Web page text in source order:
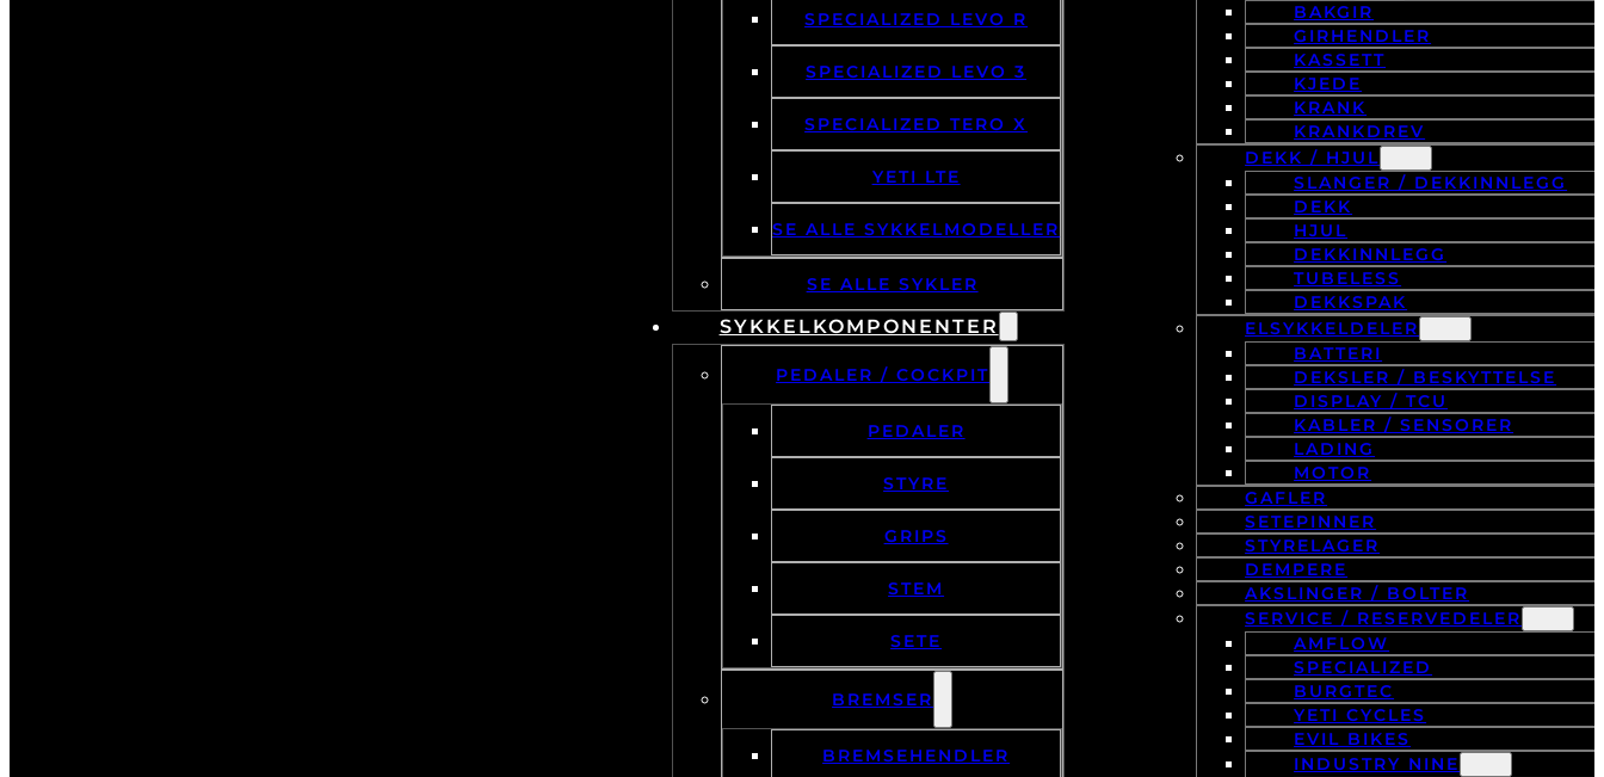
SPECIALIZED LEVO R
SPECIALIZED LEVO 3
SPECIALIZED TERO X
YETI LTE
SE ALLE SYKKELMODELLER
SE ALLE SYKLER
SYKKELKOMPONENTER
PEDALER / COCKPIT
PEDALER
STYRE
GRIPS
STEM
SETE
BREMSER
BREMSEHENDLER
BAKGIR
GIRHENDLER
KASSETT
KJEDE
KRANK
KRANKDREV
DEKK / HJUL
SLANGER / DEKKINNLEGG
DEKK
HJUL
DEKKINNLEGG
TUBELESS
DEKKSPAK
ELSYKKELDELER
BATTERI
DEKSLER / BESKYTTELSE
DISPLAY / TCU
KABLER / SENSORER
LADING
MOTOR
GAFLER
SETEPINNER
STYRELAGER
DEMPERE
AKSLINGER / BOLTER
SERVICE / RESERVEDELER
AMFLOW
SPECIALIZED
BURGTEC
YETI CYCLES
EVIL BIKES
INDUSTRY NINE